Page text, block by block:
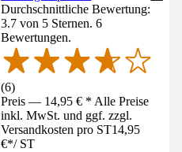
Durchschnittliche Bewertung:
3.7 von 5 Sternen. 6
Bewertungen.
(6)
Preis — 14,95 € * Alle Preise
inkl. MwSt. und ggf. zzgl.
Versandkosten pro ST14,95
€*/ ST